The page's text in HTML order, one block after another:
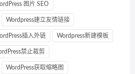
图片 SEO
Wordpress建立友情链接
插入外链 Wordpress新建模板
禁止裁剪
WordPress获取缩略图